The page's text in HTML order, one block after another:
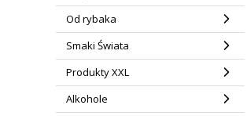
Od rybaka
Smaki Świata
Produkty XXL
Alkohole